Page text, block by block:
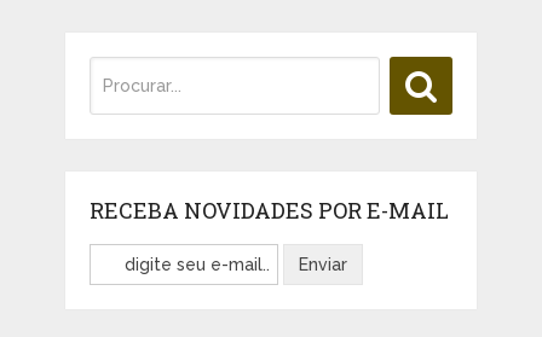
RECEBA NOVIDADES POR E-MAIL